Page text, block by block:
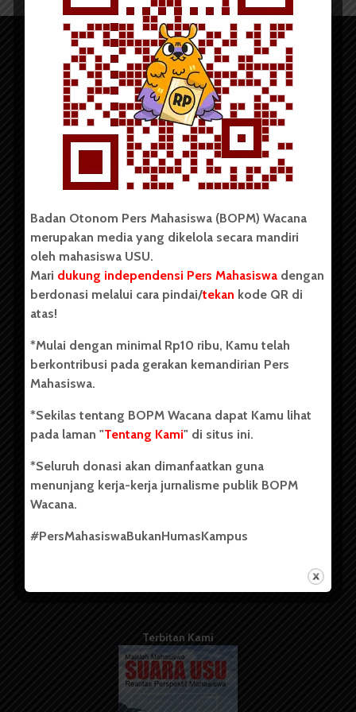
Copyright © 2023. All rights reserved BOPM WACANA.
Badan Otonom Pers Mahasiswa (BOPM) Wacana merupakan
pers mahasiswa yang berdiri di luar kampus dan dikelola
secara mandiri oleh mahasiswa Universitas Sumatera Utara
(USU). Sebelumnya BOPM Wacana merupakan salah satu
Unit Kegiatan Mahasiswa (UKM) di Universitas Sumatera
berdiri pada 1 Juli 1995.
Kontribusi
Info Iklan
Pedoman Media Siber
Kode Etik Jurnalistik
Terbitan Kami
Badan Otonom Pers Mahasiswa (BOPM) Wacana
merupakan media yang dikelola secara mandiri
oleh mahasiswa USU.
Mari dukung independensi Pers Mahasiswa dengan
berdonasi melalui cara pindai/tekan kode QR di
atas!
*Mulai dengan minimal Rp10 ribu, Kamu telah
berkontribusi pada gerakan kemandirian Pers
Mahasiswa.
*Sekilas tentang BOPM Wacana dapat Kamu lihat
pada laman "Tentang Kami" di situs ini.
*Seluruh donasi akan dimanfaatkan guna
menunjang kerja-kerja jurnalisme publik BOPM
Wacana.
#PersMahasiswaBukanHumasKampus